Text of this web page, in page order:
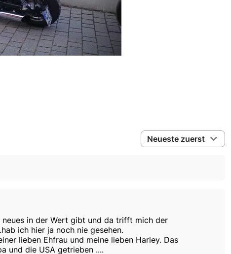
Neueste zuerst
neues in der Wert gibt und da trifft mich der
ich hier ja noch nie gesehen.
lieben Ehfrau und meine lieben Harley. Das
und die USA getrieben ....